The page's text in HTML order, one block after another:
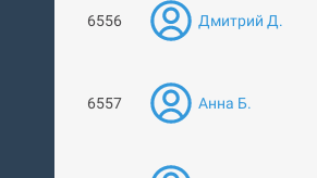
6556 Дмитрий Д.
6557 Анна Б.